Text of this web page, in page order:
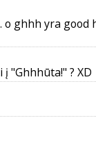
ghhh yra good
"Ghhhūta!" ? XD